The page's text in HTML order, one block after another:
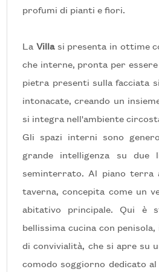
profumi di pianti e fiori.
La Villasi presenta in ottime
che interne, pronta per
pietra presenti sulla facciata
intonacate, creando un
si integra nell'ambiente
Gli spazi interni sono
grande intelligenza su
seminterrato. Al piano terra
taverna, concepita come un
abitativo principale. Qui è
bellissima cucina con
di convivialità, che si apre su
comodo soggiorno dedicato
4
5
5+
Bagni
minimi
Qualsiasi
1
2